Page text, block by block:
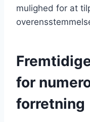
mulighed for at
for
forretning